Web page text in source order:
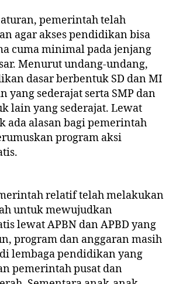
aturan, pemerintah telah
agar akses pendidikan bisa
cuma minimal pada jenjang
Menurut undang-undang,
dasar berbentuk SD dan MI
yang sederajat serta SMP dan
lain yang sederajat. Lewat
ada alasan bagi pemerintah
program aksi
relatif telah melakukan
untuk mewujudkan
lewat APBN dan APBD yang
program dan anggaran masih
lembaga pendidikan yang
pemerintah pusat dan